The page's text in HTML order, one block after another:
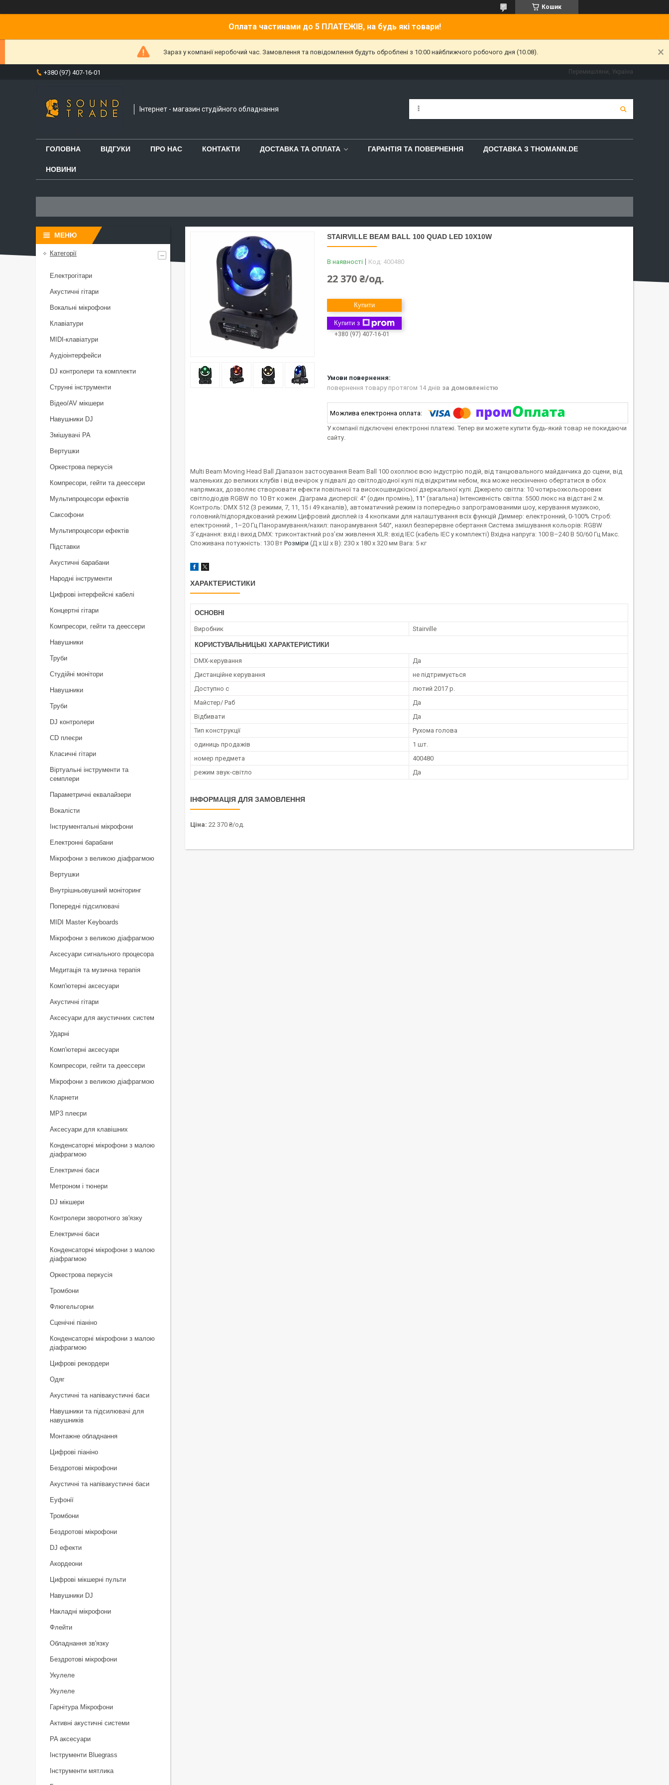
Кошик
Оплата частинами до 5 ПЛАТЕЖІВ, на будь які товари!
Зараз у компанії неробочий час. Замовлення та повідомлення будуть оброблені з 10:00 найближчого робочого дня (10.08).
+380 (97) 407-16-01 Перемишляни, Україна
Інтернет - магазин студійного обладнання
ГОЛОВНА ВІДГУКИ ПРО НАС КОНТАКТИ ДОСТАВКА ТА ОПЛАТА ГАРАНТІЯ ТА ПОВЕРНЕННЯ ДОСТАВКА З THOMANN.DE
НОВИНИ
STAIRVILLE BEAM BALL 100 QUAD LED 10X10W
В наявності Код: 400480
22 370 ₴/од.
Купити
Купити з
+380 (97) 407-16-01
повернення товару протягом 14 днів за домовленістю
У компанії підключені електронні платежі. Тепер ви можете купити будь-який товар не покидаючи
сайту.
Multi Beam Moving Head Ball Діапазон застосування Beam Ball 100 охоплює всю індустрію подій, від танцювального майданчика до сцени, від
маленьких до великих клубів і від вечірок у підвалі до світлодіодної кулі під відкритим небом, яка може нескінченно обертатися в обох
напрямках, дозволяє створювати ефекти повільної та високошвидкісної дзеркальної кулі. Джерело світла: 10 чотирьохкольорових
світлодіодів RGBW по 10 Вт кожен. Діаграма дисперсії: 4° (один промінь), 11 ° (загальна) Інтенсивність світла: 5500 люкс на відстані 2 м.
Контроль: DMX 512 (3 режими, 7, 11, 15 і 49 каналів), автоматичний режим із попередньо запрограмованими шоу, керування музикою,
головний/підпорядкований режим Цифровий дисплей із 4 кнопками для налаштування всіх функцій Диммер: електронний, 0-100% Строб:
електронний , 1–20 Гц Панорамування/нахил: панорамування 540°, нахил безперервне обертання Система змішування кольорів: RGBW
З’єднання: вхід і вихід DMX: триконтактний роз’єм живлення XLR: вхід IEC (кабель IEC у комплекті) Вхідна напруга: 100 В–240 В 50/60 Гц Макс.
Споживана потужність: 130 Вт Розміри (Д x Ш x В): 230 x 180 x 320 мм Вага: 5 кг
ХАРАКТЕРИСТИКИ
ОСНОВНІ
Виробник Stairville
КОРИСТУВАЛЬНИЦЬКІ ХАРАКТЕРИСТИКИ
DMX-керування
Да
Дистанційне керування
не підтримується
Доступно с
лютий 2017 р.
Майстер/ Раб
Да
Відбивати
Да
Тип конструкції
Рухома голова
одиниць продажів
1 шт.
номер предмета
400480
режим звук-світло
Да
ІНФОРМАЦІЯ ДЛЯ ЗАМОВЛЕННЯ
Ціна: 22 370 ₴/од.
Категорії
Електрогітари
Акустичні гітари
Вокальні мікрофони
Клавіатури
MIDI-клавіатури
Аудіоінтерфейси
DJ контролери та комплекти
Струнні інструменти
Відео/AV мікшери
Навушники DJ
Змішувачі PA
Вертушки
Оркестрова перкусія
Компресори, гейти та деессери
Мультипроцесори ефектів
Саксофони
Мультипроцесори ефектів
Підставки
Акустичні барабани
Народні інструменти
Цифрові інтерфейсні кабелі
Концертні гітари
Компресори, гейти та деессери
Навушники
Труби
Студійні монітори
Навушники
Труби
DJ контролери
CD плеєри
Класичні гітари
Віртуальні інструменти та
семплери
Параметричні еквалайзери
Вокалісти
Інструментальні мікрофони
Електронні барабани
Мікрофони з великою діафрагмою
Вертушки
Внутрішньовушний моніторинг
Попередні підсилювачі
MIDI Master Keyboards
Мікрофони з великою діафрагмою
Аксесуари сигнального процесора
Медитація та музична терапія
Комп'ютерні аксесуари
Акустичні гітари
Аксесуари для акустичних систем
Ударні
Комп'ютерні аксесуари
Компресори, гейти та деессери
Мікрофони з великою діафрагмою
Кларнети
MP3 плеєри
Аксесуари для клавішних
Конденсаторні мікрофони з малою
діафрагмою
Електричні баси
Метроном і тюнери
DJ мікшери
Контролери зворотного зв'язку
Електричні баси
Конденсаторні мікрофони з малою
діафрагмою
Оркестрова перкусія
Тромбони
Флюгельгорни
Сценічні піаніно
Конденсаторні мікрофони з малою
діафрагмою
Цифрові рекордери
Одяг
Акустичні та напівакустичні баси
Навушники та підсилювачі для
навушників
Монтажне обладнання
Цифрові піаніно
Бездротові мікрофони
Акустичні та напівакустичні баси
Еуфонії
Тромбони
Бездротові мікрофони
DJ ефекти
Акордеони
Цифрові мікшерні пульти
Навушники DJ
Накладні мікрофони
Флейти
Обладнання зв'язку
Бездротові мікрофони
Укулеле
Укулеле
Гарнітура Мікрофони
Активні акустичні системи
PA аксесуари
Інструменти Bluegrass
Інструменти мятлика